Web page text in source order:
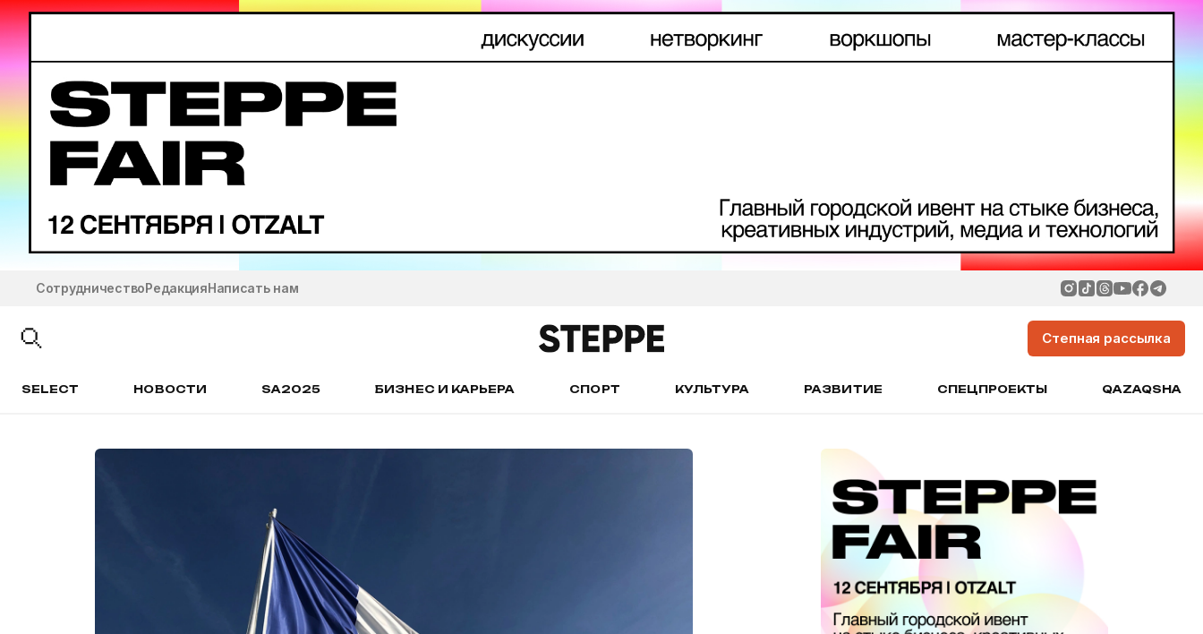
СотрудничествоРедакцияНаписать нам
Степная рассылка
SELECT НОВОСТИ SA2025 БИЗНЕС И КАРЬЕРА СПОРТ КУЛЬТУРА РАЗВИТИЕ СПЕЦПРОЕКТЫ QAZAQSHA